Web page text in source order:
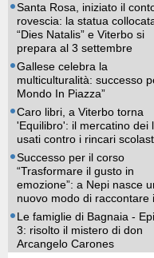
Santa Rosa, iniziato il
rovescia: la statua
“Dies Natalis” e Viterbo si
prepara al 3 settembre
Gallese celebra la
multiculturalità: successo
Mondo In Piazza”
Caro libri, a Viterbo torna
'Equilibro': il mercatino dei
usati contro i rincari
Successo per il corso
“Trasformare il gusto in
emozione”: a Nepi nasce
nuovo modo di raccontare
Le famiglie di Bagnaia -
3: risolto il mistero di don
Arcangelo Carones